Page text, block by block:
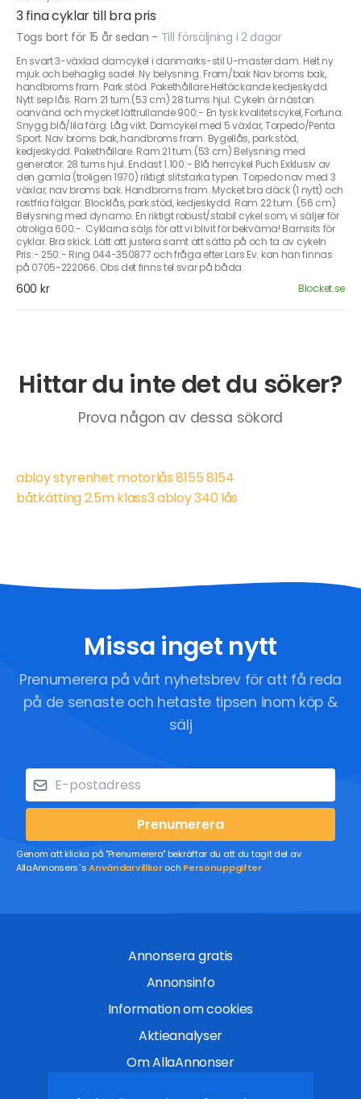
3 fina cyklar till bra pris
Togs bort för 15 år sedan - Till försäljning i 2 dagar
En svart 3-växlad damcykel i danmarks-stil U-master dam. Helt ny
mjuk och behaglig sadel. Ny belysning. Fram/bak Nav broms bak,
handbroms fram. Park.stöd. Pakethållare Heltäckande kedjeskydd.
Nytt sep lås. Ram 21 tum.(53 cm) 28 tums hjul. Cykeln är nästan
oanvänd och mycket lättrullande 900:- En tysk kvalitetscykel, Fortuna.
Snygg blå/lila färg. Låg vikt. Damcykel med 5 växlar, Torpedo/Penta
Sport. Nav broms bak, handbroms fram. Bygellås, park.stöd,
kedjeskydd. Pakethållare. Ram 21 tum.(53 cm) Belysning med
generator. 28 tums hjul. Endast 1.100:- Blå herrcykel Puch Exklusiv av
den gamla (troligen 1970) riktigt slitstarka typen. Torpedo nav med 3
växlar, nav broms bak. Handbroms fram. Mycket bra däck (1 nytt) och
rostfria fälgar. Blocklås, park.stöd, kedjeskydd. Ram 22 tum. (56 cm)
Belysning med dynamo. En riktigt robust/stabil cykel som, vi säljer för
otroliga 600:-. Cyklarna säljs för att vi blivit för bekväma! Barnsits för
cyklar. Bra skick. Lätt att justera samt att sätta på och ta av cykeln
Pris:- 250:- Ring 044-350877 och fråga efter Lars Ev. kan han finnas
på 0705-222066. Obs det finns tel.svar på båda.
600 kr Blocket.se
Hittar du inte det du söker?
Prova någon av dessa sökord
abloy styrenhet motorlås 8155 8154
båtkätting 2.5m klass3 abloy 340 lås
Missa inget nytt
Prenumerera på vårt nyhetsbrev för att få reda
på de senaste och hetaste tipsen inom köp &
sälj
Prenumerera
Genom att klicka på "Prenumerera" bekräftar du att du tagit del av
AllaAnnonsers´sAnvändarvillkoroch Personuppgifter
Annonsera gratis
Annonsinfo
Information om cookies
Aktieanalyser
Om AllaAnnonser